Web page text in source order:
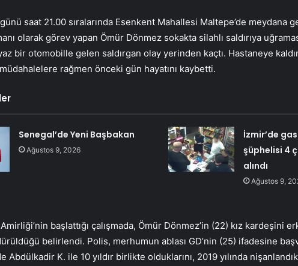
saat 21.00 sıralarında Esenkent Mahallesi Maltepe’de meydana
olarak görev yapan Ömür Dönmez sokakta silahlı saldırıya
bir otomobille gelen saldırgan olay yerinden kaçtı. Hastaneye
rağmen önceki gün hayatını kaybetti.
Senegal’de Yeni Başbakan
Ağustos 9, 2026
İzmir’de
şüphelisi 4
alındı
Ağustos 9,
başlattığı çalışmada, Ömür Dönmez’in (22) kız kardeşini
belirlendi. Polis, merhumun ablası GD’nin (25) ifadesine
Abdülkadir K. ile 10 yıldır birlikte olduklarını, 2019 yılında